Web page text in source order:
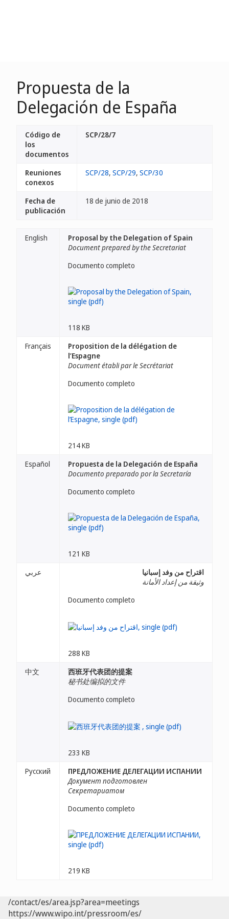
Propuesta de la
Delegación de España
Código de
los
documentos
SCP/28/7
Reuniones
conexos
SCP/28, SCP/29, SCP/30
Fecha de
publicación
18 de junio de 2018
English
Proposal by the Delegation of Spain
Document prepared by the Secretariat
Documento completo
118 KB
Français
Proposition de la délégation de
l’Espagne
Document établi par le Secrétariat
Documento completo
214 KB
Español
Propuesta de la Delegación de España
Documento preparado por la Secretaría
Documento completo
121 KB
عربي
اقتراح من وفد إسبانيا
وثيقة من إعداد الأمانة
Documento completo
288 KB
中文
西班牙代表团的提案
秘书处编拟的文件
Documento completo
233 KB
Русский
ПРЕДЛОЖЕНИЕ ДЕЛЕГАЦИИ ИСПАНИИ
Документ подготовлен
Секретариатом
Documento completo
219 KB
/contact/es/area.jsp?area=meetings
https://www.wipo.int/pressroom/es/